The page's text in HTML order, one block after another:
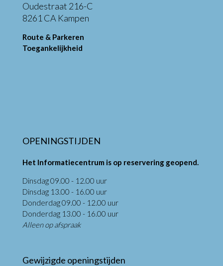
Oudestraat 216-C
8261 CA Kampen
Route & Parkeren
Toegankelijkheid
OPENINGSTIJDEN
Het Informatiecentrum is op reservering geopend.
Dinsdag 09.00 - 12.00 uur
Dinsdag 13.00 - 16.00 uur
Donderdag 09.00 - 12.00 uur
Donderdag 13.00 - 16.00 uur
Alleen op afspraak
Gewijzigde openingstijden